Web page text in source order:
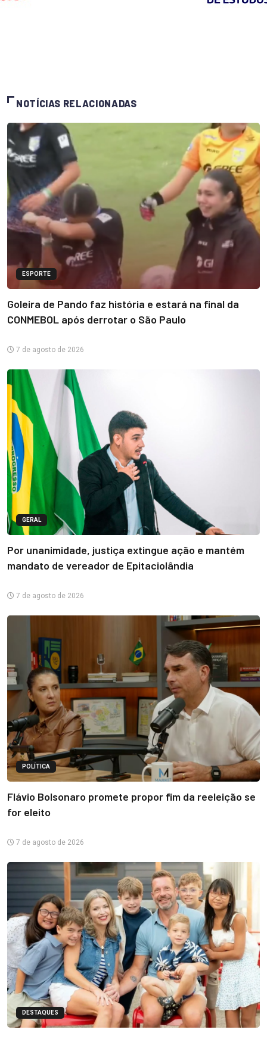
NOTÍCIAS RELACIONADAS
ESPORTE
Goleira de Pando faz história e estará na final da
CONMEBOL após derrotar o São Paulo
7 de agosto de 2026
GERAL
Por unanimidade, justiça extingue ação e mantém
mandato de vereador de Epitaciolândia
7 de agosto de 2026
POLÍTICA
Flávio Bolsonaro promete propor fim da reeleição se
for eleito
7 de agosto de 2026
DESTAQUES